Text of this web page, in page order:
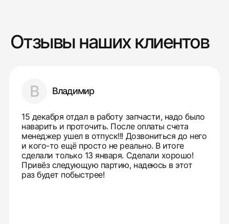
Отзывы наших клиентов
В Владимир
15 декабря отдал в работу запчасти, надо было
наварить и проточить. После оплаты счета
менеджер ушел в отпуск!!! Дозвониться до него
и кого-то ещё просто не реально. В итоге
сделали только 13 января. Сделали хорошо!
Привёз следующую партию, надеюсь в этот
раз будет побыстрее!